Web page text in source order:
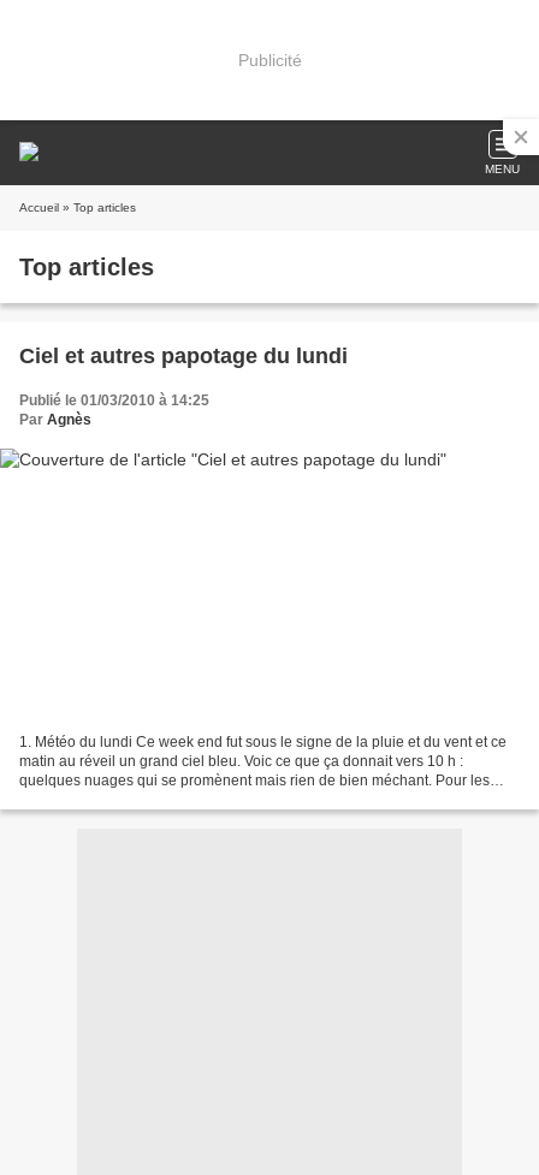
Publicité
MENU
Accueil » Top articles
Top articles
Ciel et autres papotage du lundi
Publié le 01/03/2010 à 14:25
Par Agnès
1. Météo du lundi Ce week end fut sous le signe de la pluie et du vent et ce
matin au réveil un grand ciel bleu. Voic ce que ça donnait vers 10 h :
quelques nuages qui se promènent mais rien de bien méchant. Pour les